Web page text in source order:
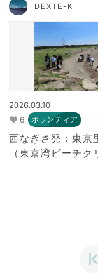
DEXTE-K
2026.03.10
6 ボランティア
西なぎさ発：東京
（東京湾ビーチク